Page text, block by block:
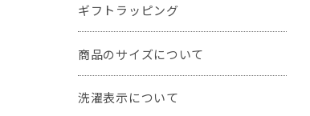
ギフトラッピング
商品のサイズについて
洗濯表示について